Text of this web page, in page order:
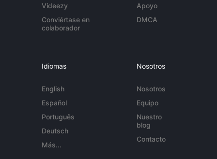
Videezy
Conviértase en
colaborador
Apoyo
DMCA
Idiomas
English
Español
Português
Deutsch
Más...
Nosotros
Nosotros
Equipo
Nuestro
blog
Contacto